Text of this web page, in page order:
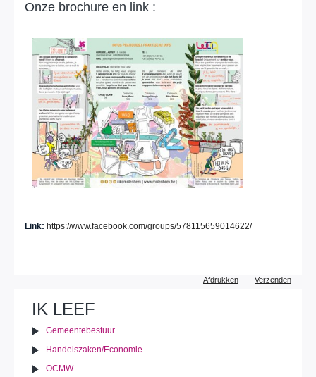
Onze brochure en link :
Link: https://www.facebook.com/groups/578115659014622/
Afdrukken Verzenden
IK LEEF
Gemeentebestuur
Handelszaken/Economie
OCMW